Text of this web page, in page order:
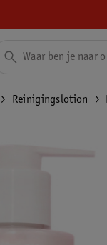
Reinigingslotion